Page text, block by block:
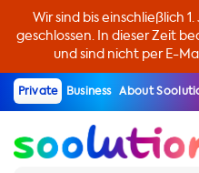
Wir sind bis einschließlich
geschlossen. In dieser Zeit
und sind nicht per E-
Private Business About